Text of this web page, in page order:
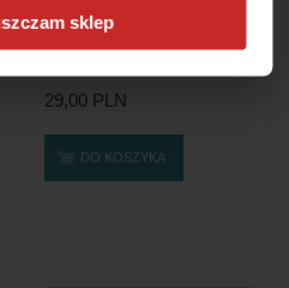
Płatki kosmetyczne
29,00 PLN
DO KOSZYKA
sklep